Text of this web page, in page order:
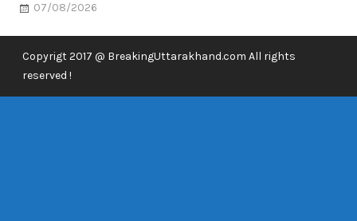
07/08/2026
Copyrigt 2017 @ BreakingUttarakhand.com All rights
reserved !